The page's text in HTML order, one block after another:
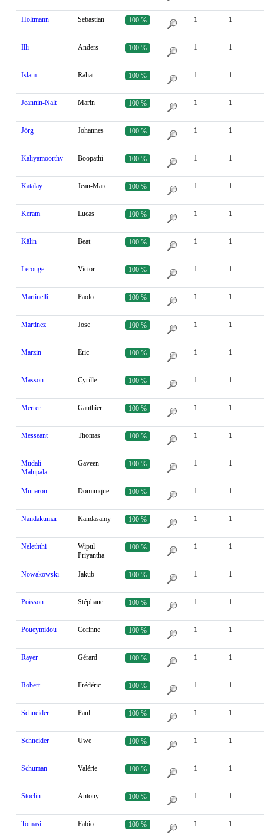
Holtmann Sebastian 100 % 1 1
Illi Anders 100 % 1 1
Islam Rahat 100 % 1 1
Jeannin-Nalt Marin 100 % 1 1
Jörg Johannes 100 % 1 1
Kaliyamoorthy Boopathi 100 % 1 1
Katalay Jean-Marc 100 % 1 1
Keram Lucas 100 % 1 1
Kälin Beat 100 % 1 1
Lerouge Victor 100 % 1 1
Martinelli Paolo 100 % 1 1
Martinez Jose 100 % 1 1
Marzin Eric 100 % 1 1
Masson Cyrille 100 % 1 1
Merrer Gauthier 100 % 1 1
Messeant Thomas 100 % 1 1
Mudali
Mahipala
Gaveen 100 % 1 1
Munaron Dominique 100 % 1 1
Nandakumar Kandasamy 100 % 1 1
Neleththi
Wipul
Priyantha
100 % 1 1
Nowakowski Jakub 100 % 1 1
Poisson Stéphane 100 % 1 1
Poueymidou Corinne 100 % 1 1
Rayer Gérard 100 % 1 1
Robert Frédéric 100 % 1 1
Schneider Paul 100 % 1 1
Schneider Uwe 100 % 1 1
Schuman Valérie 100 % 1 1
Stoclin Antony 100 % 1 1
Tomasi Fabio 100 % 1 1